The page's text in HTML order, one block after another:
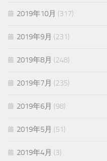
2019年10月 (317)
2019年9月 (231)
2019年8月 (248)
2019年7月 (235)
2019年6月 (98)
2019年5月 (51)
2019年4月 (3)